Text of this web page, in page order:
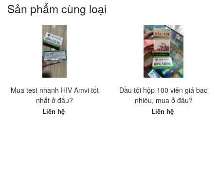
Sản phẩm cùng loại
Mua test nhanh HIV Amvi tốt
nhất ở đâu?
Liên hệ
Dầu tỏi hộp 100 viên giá bao
nhiêu, mua ở đâu?
Liên hệ